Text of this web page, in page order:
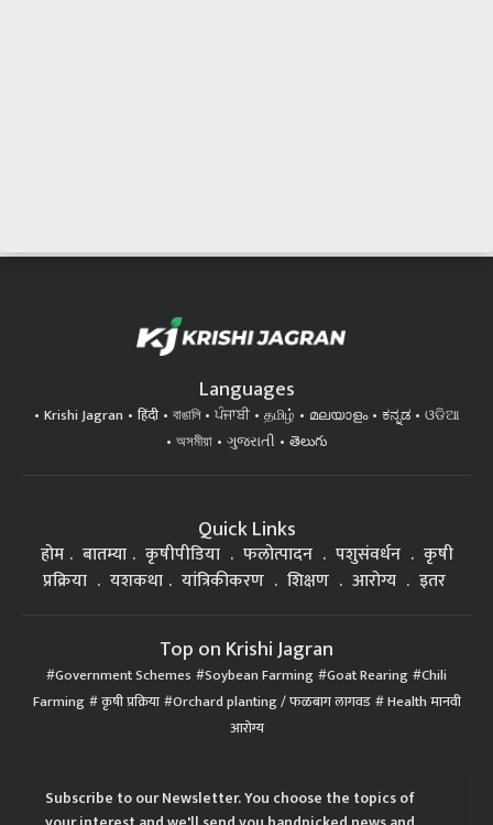
Languages
Krishi Jagran हिंदी বাঙালি ਪੰਜਾਬੀ தமிழ் മലയാളം ಕನ್ನಡ
ଓଡିଆ
অসমীয়া
ગુજરાતી తెలుగు
Quick Links
होम बातम्या कृषीपीडिया फलोत्पादन पशुसंवर्धन
कृषी
प्रक्रिया
यशकथा यांत्रिकीकरण शिक्षण आरोग्य इतर
Top on Krishi Jagran
Government Schemes Soybean Farming Goat Rearing Chili
Farming कृषी प्रक्रिया Orchard planting / फळबाग लागवड Health मानवी
आरोग्य
Subscribe to our Newsletter. You choose the topics of